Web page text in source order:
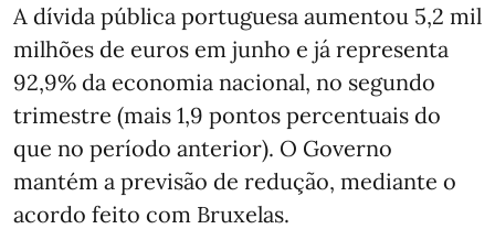
A dívida pública portuguesa aumentou 5,2 mil
milhões de euros em junho e já representa
92,9% da economia nacional, no segundo
trimestre (mais 1,9 pontos percentuais do
que no período anterior). O Governo
mantém a previsão de redução, mediante o
acordo feito com Bruxelas.